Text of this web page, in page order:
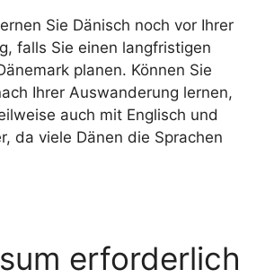
Sie Dänisch noch vor Ihrer
falls Sie einen langfristigen
planen. Können Sie
Ihrer Auswanderung lernen,
auch mit Englisch und
da viele Dänen die Sprachen
erforderlich